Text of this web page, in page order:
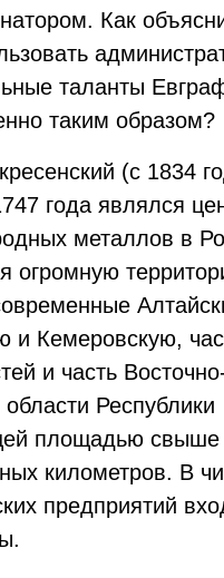
Как
таланты
таким образом?
(с 1834
года являлся
металлов в
огромную
и Кемеровскую,
и часть
области Республики
площадью свыше
километров. В
предприятий